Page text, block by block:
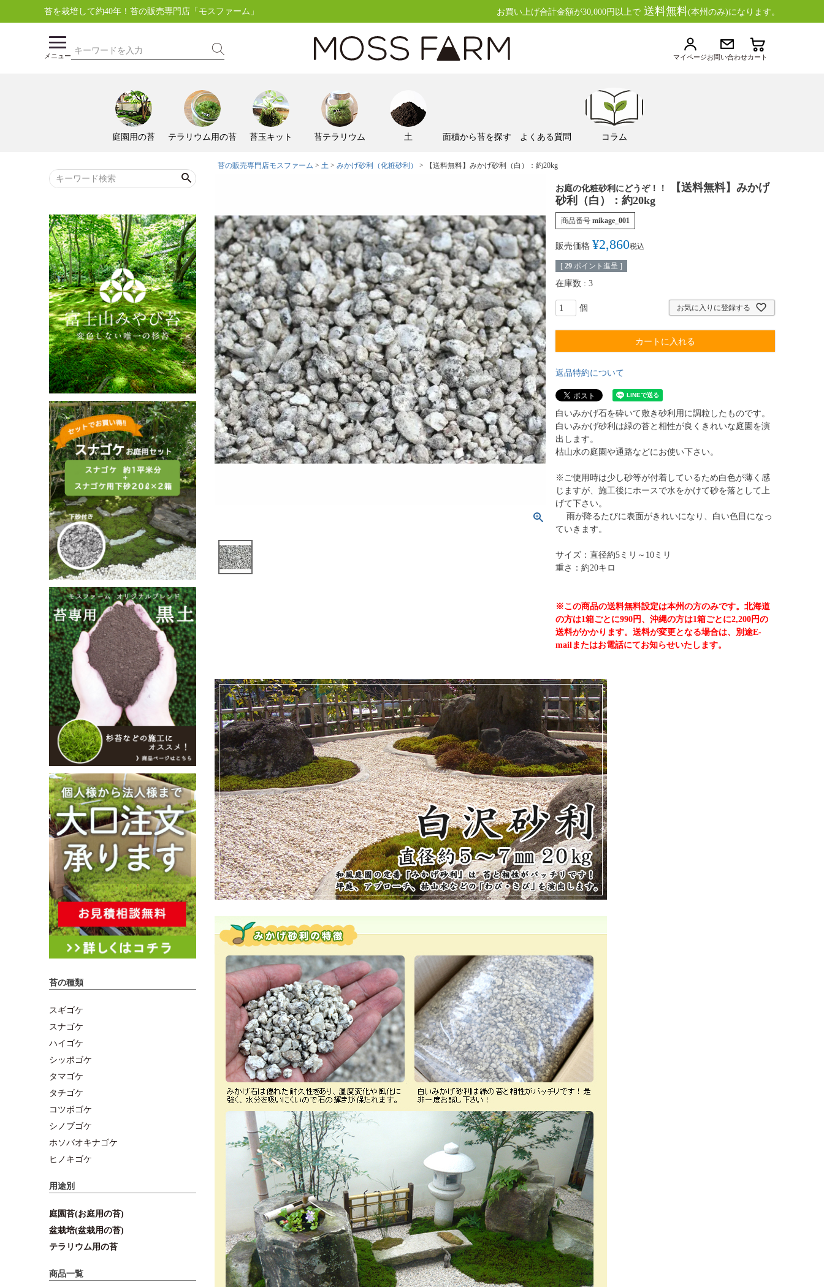
苔を栽培して約40年！苔の販売専門店「モスファーム」 お買い上げ合計金額が30,000円以上で 送料無料(本州のみ)になります。
メニュー マイページお問い合わせカート
庭園用の苔 テラリウム用の苔 苔玉キット 苔テラリウム 土 面積から苔を探す よくある質問 コラム
苔の種類
スギゴケ
スナゴケ
ハイゴケ
シッポゴケ
タマゴケ
タチゴケ
コツボゴケ
シノブゴケ
ホソバオキナゴケ
ヒノキゴケ
用途別
庭園苔(お庭用の苔)
盆栽培(盆栽用の苔)
テラリウム用の苔
商品一覧
苔の販売専門店モスファーム 土 みかげ砂利（化粧砂利） 【送料無料】みかげ砂利（白）：約20kg
お庭の化粧砂利にどうぞ！！
【送料無料】みかげ
砂利（白）：約20kg
商品番号 mikage_001
販売価格 ¥2,860税込
[ 29 ポイント進呈 ]
在庫数 3
お気に入りに登録する
カートに入れる
返品特約について
白いみかげ石を砕いて敷き砂利用に調粒したものです。
白いみかげ砂利は緑の苔と相性が良くきれいな庭園を演
出します。
枯山水の庭園や通路などにお使い下さい。
※ご使用時は少し砂等が付着しているため白色が薄く感
じますが、施工後にホースで水をかけて砂を落として上
げて下さい。
雨が降るたびに表面がきれいになり、白い色目になっ
ていきます。
サイズ：直径約5ミリ～10ミリ
重さ：約20キロ
※この商品の送料無料設定は本州の方のみです。北海道
の方は1箱ごとに990円、沖縄の方は1箱ごとに2,200円の
送料がかかります。送料が変更となる場合は、別途E-
mailまたはお電話にてお知らせいたします。